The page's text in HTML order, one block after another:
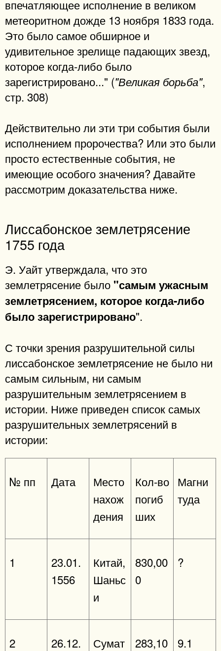
впечатляющее исполнение в великом
метеоритном дожде 13 ноября 1833 года.
Это было самое обширное и
удивительное зрелище падающих звезд,
которое когда-либо было
зарегистрировано..." ("Великая борьба",
стр. 308)
Действительно ли эти три события были
исполнением пророчества? Или это были
просто естественные события, не
имеющие особого значения? Давайте
рассмотрим доказательства ниже.
Лиссабонское землетрясение
1755 года
Э. Уайт утверждала, что это
землетрясение было "самым ужасным
землетрясением, которое когда-либо
было зарегистрировано".
С точки зрения разрушительной силы
лиссабонское землетрясение не было ни
самым сильным, ни самым
разрушительным землетрясением в
истории. Ниже приведен список самых
разрушительных землетрясений в
истории:
№ пп Дата
Место
нахож
дения
Кол-во
погиб
ших
Магни
туда
1
23.01.
1556
Китай,
Шаньс
и
830,00
0
?
2
26.12.
Сумат
283,10
9.1